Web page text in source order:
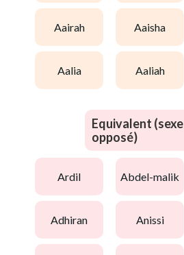
aairah aaisha
aalia aaliah
Equivalent (sexe
opposé)
ardil abdel-malik
adhiran anissi